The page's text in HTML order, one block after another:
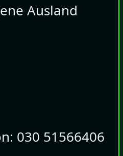
Ausland
030 51566406